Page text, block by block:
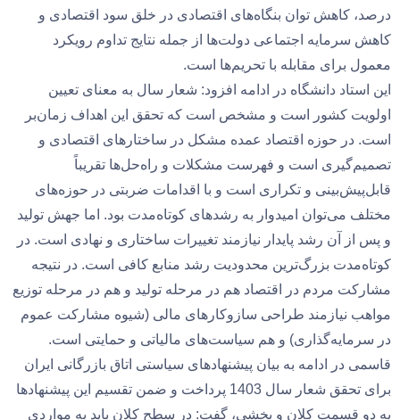
درصد، کاهش توان بنگاه‌های اقتصادی در خلق سود اقتصادی و
کاهش سرمایه اجتماعی دولت‌ها از جمله نتایج تداوم رویکرد
معمول برای مقابله با تحریم‌ها است.
این استاد دانشگاه در ادامه افزود: شعار سال به معنای تعیین
اولویت کشور است و مشخص است که تحقق این اهداف زمان‌بر
است. در حوزه اقتصاد عمده مشکل در ساختارهای اقتصادی و
تصمیم‌گیری است و فهرست مشکلات و راه‌حل‌ها تقریباً
قابل‌پیش‌بینی و تکراری است و با اقدامات ضربتی در حوزه‌های
مختلف می‌توان امیدوار به رشدهای کوتاه‌مدت بود. اما جهش تولید
و پس از آن رشد پایدار نیازمند تغییرات ساختاری و نهادی است. در
کوتاه‌مدت بزرگ‌ترین محدودیت رشد منابع کافی است. در نتیجه
مشارکت مردم در اقتصاد هم در مرحله تولید و هم در مرحله توزیع
مواهب نیازمند طراحی سازوکارهای مالی (شیوه مشارکت عموم
در سرمایه‌گذاری) و هم سیاست‌های مالیاتی و حمایتی است.
قاسمی در ادامه به بیان پیشنهادهای سیاستی اتاق بازرگانی ایران
برای تحقق شعار سال 1403 پرداخت و ضمن تقسیم این پیشنهادها
به دو قسمت کلان و بخشی، گفت: در سطح کلان باید به مواردی